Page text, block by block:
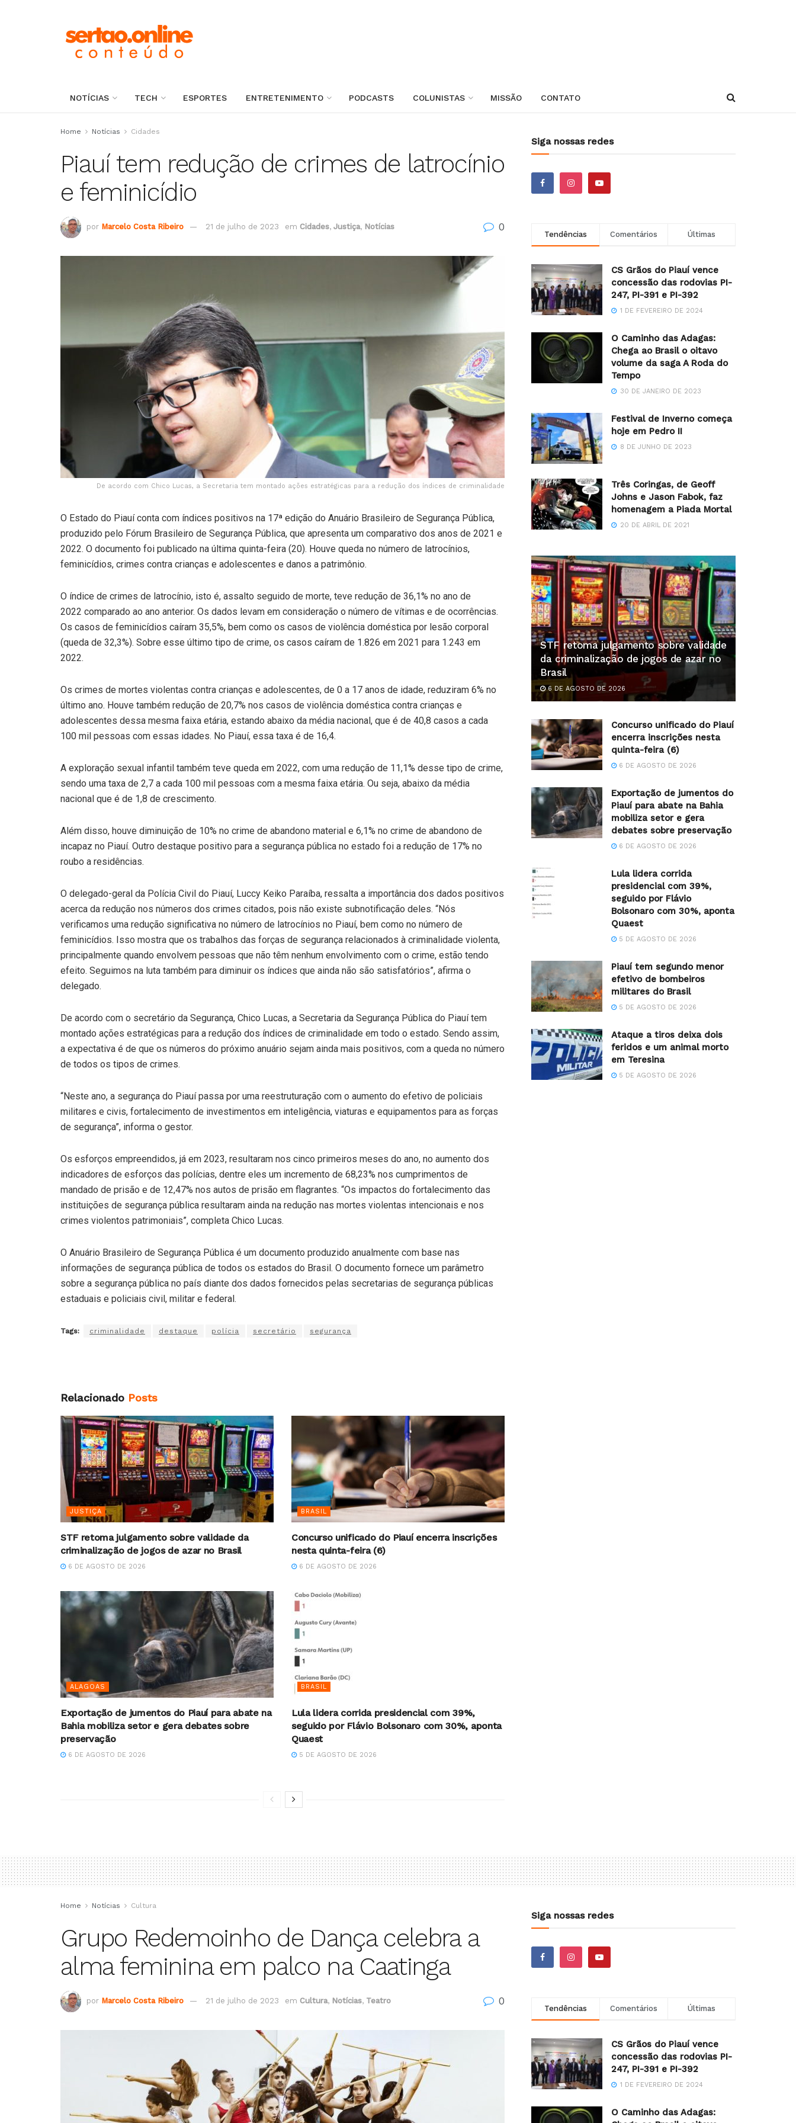
NOTÍCIAS TECH ESPORTES ENTRETENIMENTO PODCASTS COLUNISTAS MISSÃO CONTATO
Home Notícias Cidades
Piauí tem redução de crimes de latrocínio
e feminicídio
por Marcelo Costa Ribeiro 21 de julho de 2023 em Cidades, Justiça, Notícias 0
De acordo com Chico Lucas, a Secretaria tem montado ações estratégicas para a redução dos índices de criminalidade
O Estado do Piauí conta com índices positivos na 17ª edição do Anuário Brasileiro de Segurança Pública,
produzido pelo Fórum Brasileiro de Segurança Pública, que apresenta um comparativo dos anos de 2021 e
2022. O documento foi publicado na última quinta-feira (20). Houve queda no número de latrocínios,
feminicídios, crimes contra crianças e adolescentes e danos a patrimônio.
O índice de crimes de latrocínio, isto é, assalto seguido de morte, teve redução de 36,1% no ano de
2022 comparado ao ano anterior. Os dados levam em consideração o número de vítimas e de ocorrências.
Os casos de feminicídios caíram 35,5%, bem como os casos de violência doméstica por lesão corporal
(queda de 32,3%). Sobre esse último tipo de crime, os casos caíram de 1.826 em 2021 para 1.243 em
2022.
Os crimes de mortes violentas contra crianças e adolescentes, de 0 a 17 anos de idade, reduziram 6% no
último ano. Houve também redução de 20,7% nos casos de violência doméstica contra crianças e
adolescentes dessa mesma faixa etária, estando abaixo da média nacional, que é de 40,8 casos a cada
100 mil pessoas com essas idades. No Piauí, essa taxa é de 16,4.
A exploração sexual infantil também teve queda em 2022, com uma redução de 11,1% desse tipo de crime,
sendo uma taxa de 2,7 a cada 100 mil pessoas com a mesma faixa etária. Ou seja, abaixo da média
nacional que é de 1,8 de crescimento.
Além disso, houve diminuição de 10% no crime de abandono material e 6,1% no crime de abandono de
incapaz no Piauí. Outro destaque positivo para a segurança pública no estado foi a redução de 17% no
roubo a residências.
O delegado-geral da Polícia Civil do Piauí, Luccy Keiko Paraíba, ressalta a importância dos dados positivos
acerca da redução nos números dos crimes citados, pois não existe subnotificação deles. “Nós
verificamos uma redução significativa no número de latrocínios no Piauí, bem como no número de
feminicídios. Isso mostra que os trabalhos das forças de segurança relacionados à criminalidade violenta,
principalmente quando envolvem pessoas que não têm nenhum envolvimento com o crime, estão tendo
efeito. Seguimos na luta também para diminuir os índices que ainda não são satisfatórios”, afirma o
delegado.
De acordo com o secretário da Segurança, Chico Lucas, a Secretaria da Segurança Pública do Piauí tem
montado ações estratégicas para a redução dos índices de criminalidade em todo o estado. Sendo assim,
a expectativa é de que os números do próximo anuário sejam ainda mais positivos, com a queda no número
de todos os tipos de crimes.
“Neste ano, a segurança do Piauí passa por uma reestruturação com o aumento do efetivo de policiais
militares e civis, fortalecimento de investimentos em inteligência, viaturas e equipamentos para as forças
de segurança”, informa o gestor.
Os esforços empreendidos, já em 2023, resultaram nos cinco primeiros meses do ano, no aumento dos
indicadores de esforços das polícias, dentre eles um incremento de 68,23% nos cumprimentos de
mandado de prisão e de 12,47% nos autos de prisão em flagrantes. “Os impactos do fortalecimento das
instituições de segurança pública resultaram ainda na redução nas mortes violentas intencionais e nos
crimes violentos patrimoniais”, completa Chico Lucas.
O Anuário Brasileiro de Segurança Pública é um documento produzido anualmente com base nas
informações de segurança pública de todos os estados do Brasil. O documento fornece um parâmetro
sobre a segurança pública no país diante dos dados fornecidos pelas secretarias de segurança públicas
estaduais e policiais civil, militar e federal.
Tags: criminalidade destaque polícia secretário segurança
Relacionado Posts
JUSTIÇA
STF retoma julgamento sobre validade da
criminalização de jogos de azar no Brasil
6 DE AGOSTO DE 2026
BRASIL
Concurso unificado do Piauí encerra inscrições
nesta quinta-feira (6)
6 DE AGOSTO DE 2026
ALAGOAS
Exportação de jumentos do Piauí para abate na
Bahia mobiliza setor e gera debates sobre
preservação
6 DE AGOSTO DE 2026
BRASIL
Lula lidera corrida presidencial com 39%,
seguido por Flávio Bolsonaro com 30%, aponta
Quaest
5 DE AGOSTO DE 2026
Siga nossas redes
Tendências Comentários Últimas
CS Grãos do Piauí vence
concessão das rodovias PI-
247, PI-391 e PI-392
1 DE FEVEREIRO DE 2024
O Caminho das Adagas:
Chega ao Brasil o oitavo
volume da saga A Roda do
Tempo
30 DE JANEIRO DE 2023
Festival de Inverno começa
hoje em Pedro II
8 DE JUNHO DE 2023
Três Coringas, de Geoff
Johns e Jason Fabok, faz
homenagem a Piada Mortal
20 DE ABRIL DE 2021
STF retoma julgamento sobre validade
da criminalização de jogos de azar no
Brasil
6 DE AGOSTO DE 2026
Concurso unificado do Piauí
encerra inscrições nesta
quinta-feira (6)
6 DE AGOSTO DE 2026
Exportação de jumentos do
Piauí para abate na Bahia
mobiliza setor e gera
debates sobre preservação
6 DE AGOSTO DE 2026
Lula lidera corrida
presidencial com 39%,
seguido por Flávio
Bolsonaro com 30%, aponta
Quaest
5 DE AGOSTO DE 2026
Piauí tem segundo menor
efetivo de bombeiros
militares do Brasil
5 DE AGOSTO DE 2026
Ataque a tiros deixa dois
feridos e um animal morto
em Teresina
5 DE AGOSTO DE 2026
Home Notícias Cultura
Grupo Redemoinho de Dança celebra a
alma feminina em palco na Caatinga
por Marcelo Costa Ribeiro 21 de julho de 2023 em Cultura, Notícias, Teatro 0
Siga nossas redes
Tendências Comentários Últimas
CS Grãos do Piauí vence
concessão das rodovias PI-
247, PI-391 e PI-392
1 DE FEVEREIRO DE 2024
O Caminho das Adagas: